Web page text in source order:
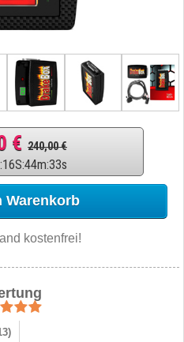
€ 240,00 €
:16S:44m:32s
Warenkorb
kostenfrei!
)